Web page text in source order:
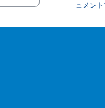
ュメン